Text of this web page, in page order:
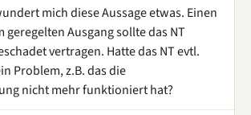
mich diese Aussage etwas. Einen
geregelten Ausgang sollte das NT
vertragen. Hatte das NT evtl.
Problem, z.B. das die
nicht mehr funktioniert hat?